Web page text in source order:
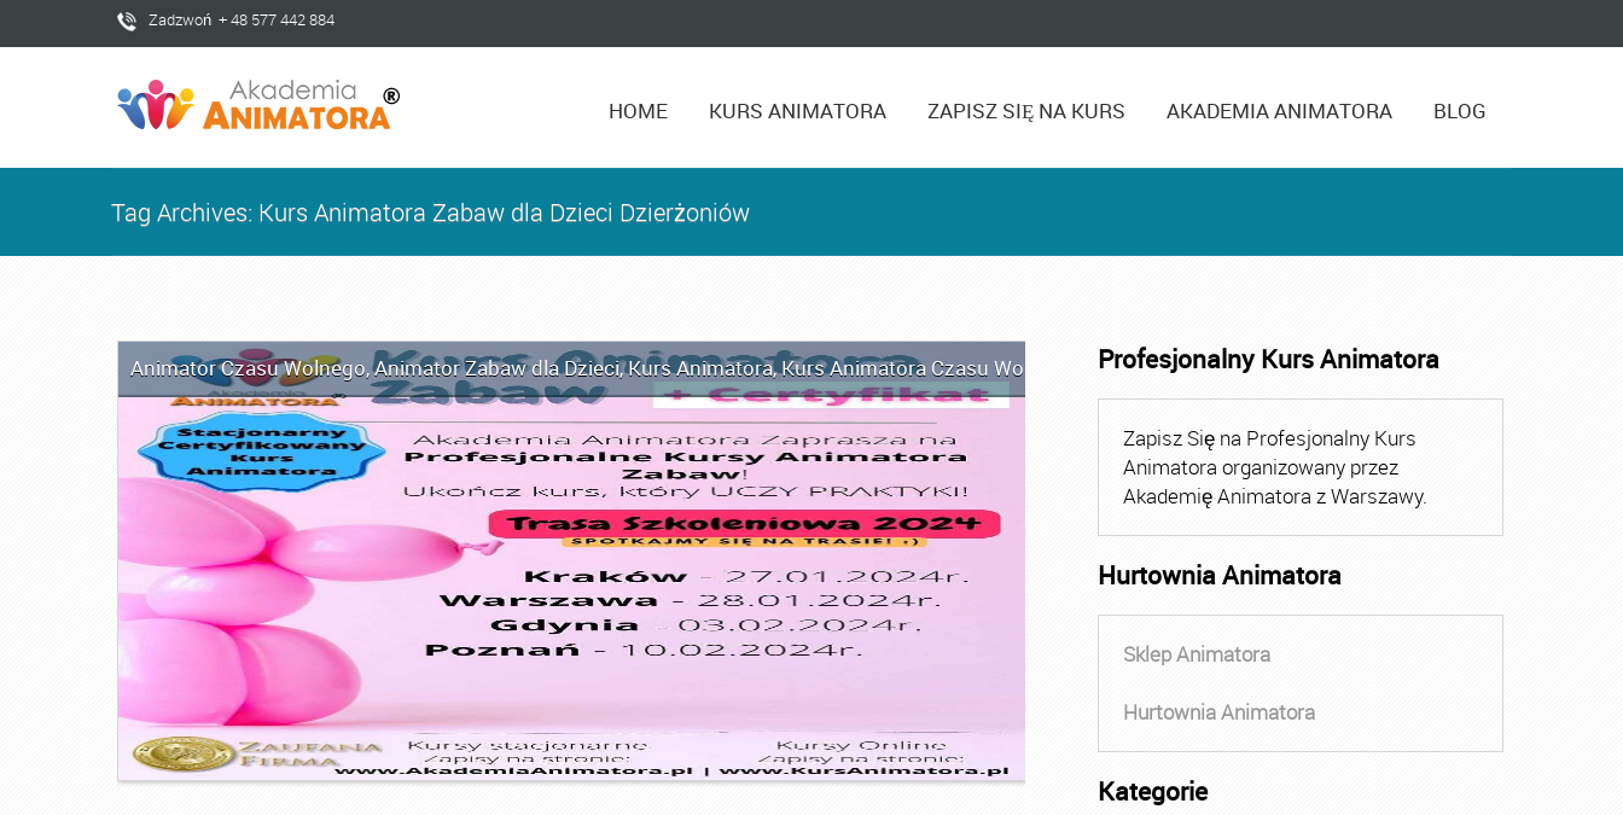
Zadzwoń + 48 577 442 884
HOME KURS ANIMATORA ZAPISZ SIĘ NA KURS AKADEMIA ANIMATORA BLOG
Tag Archives: Kurs Animatora Zabaw dla Dzieci Dzierżoniów
Animator Czasu Wolnego,Animator Zabaw dla Dzieci,Kurs Animatora,Kurs Animatora Czasu Wolnego Kurs Animatora Czasu Wolnego Warszawa
Profesjonalny Kurs Animatora
Zapisz Się na Profesjonalny Kurs
Animatora organizowany przez
Akademię Animatora z Warszawy.
Hurtownia Animatora
Sklep Animatora
Hurtownia Animatora
Kategorie